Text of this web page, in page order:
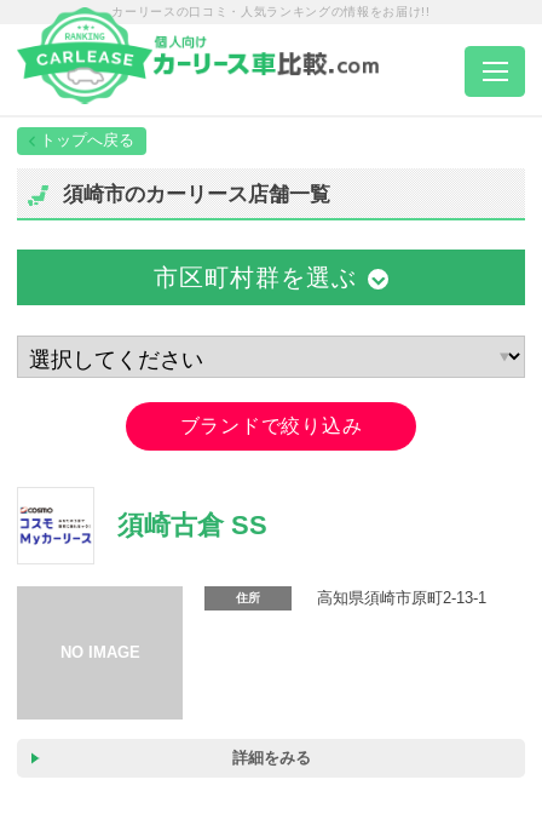
カーリースの口コミ・人気ランキングの情報をお届け!!
トップページ
エリア別ランキング
エリア別店舗一覧
カーリース体験談
須崎市のカーリース店舗一覧
市区町村群を選ぶ
ブランドで絞り込み
須崎古倉 SS
住所 高知県須崎市原町2-13-1
詳細をみる